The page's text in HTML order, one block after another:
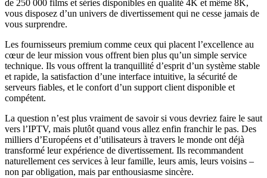
de 250 000 films et séries disponibles en qualité 4K et même 8K,
vous disposez d’un univers de divertissement qui ne cesse jamais de
vous surprendre.
Les fournisseurs premium comme ceux qui placent l’excellence au
cœur de leur mission vous offrent bien plus qu’un simple service
technique. Ils vous offrent la tranquillité d’esprit d’un système stable
et rapide, la satisfaction d’une interface intuitive, la sécurité de
serveurs fiables, et le confort d’un support client disponible et
compétent.
La question n’est plus vraiment de savoir si vous devriez faire le saut
vers l’IPTV, mais plutôt quand vous allez enfin franchir le pas. Des
milliers d’Européens et d’utilisateurs à travers le monde ont déjà
transformé leur expérience de divertissement. Ils recommandent
naturellement ces services à leur famille, leurs amis, leurs voisins –
non par obligation, mais par enthousiasme sincère.